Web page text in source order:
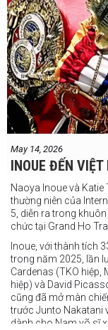
May 14, 2026
INOUE ĐẾN VIỆT
Naoya Inoue và
thường niên của
5, diễn ra trong
chức tại Grand Ho
Inoue, với thành tích
trong năm 2025, lần
Cardenas (TKO
hiệp) và David
cũng đã mở màn
trước Junto Nakatani
dành cho Nam võ sĩ